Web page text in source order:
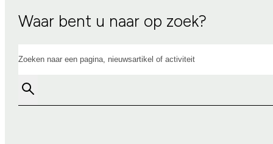
Waar bent u naar op zoek?